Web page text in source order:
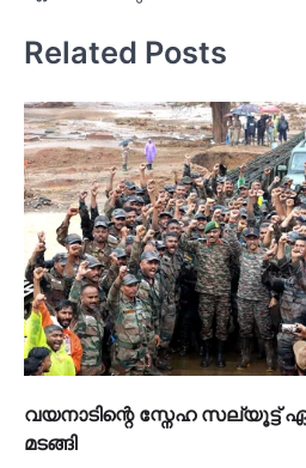
Related Posts
വയനാടിന്റെ സ്നേഹ സല്യൂട്ട്
മടങ്ങി